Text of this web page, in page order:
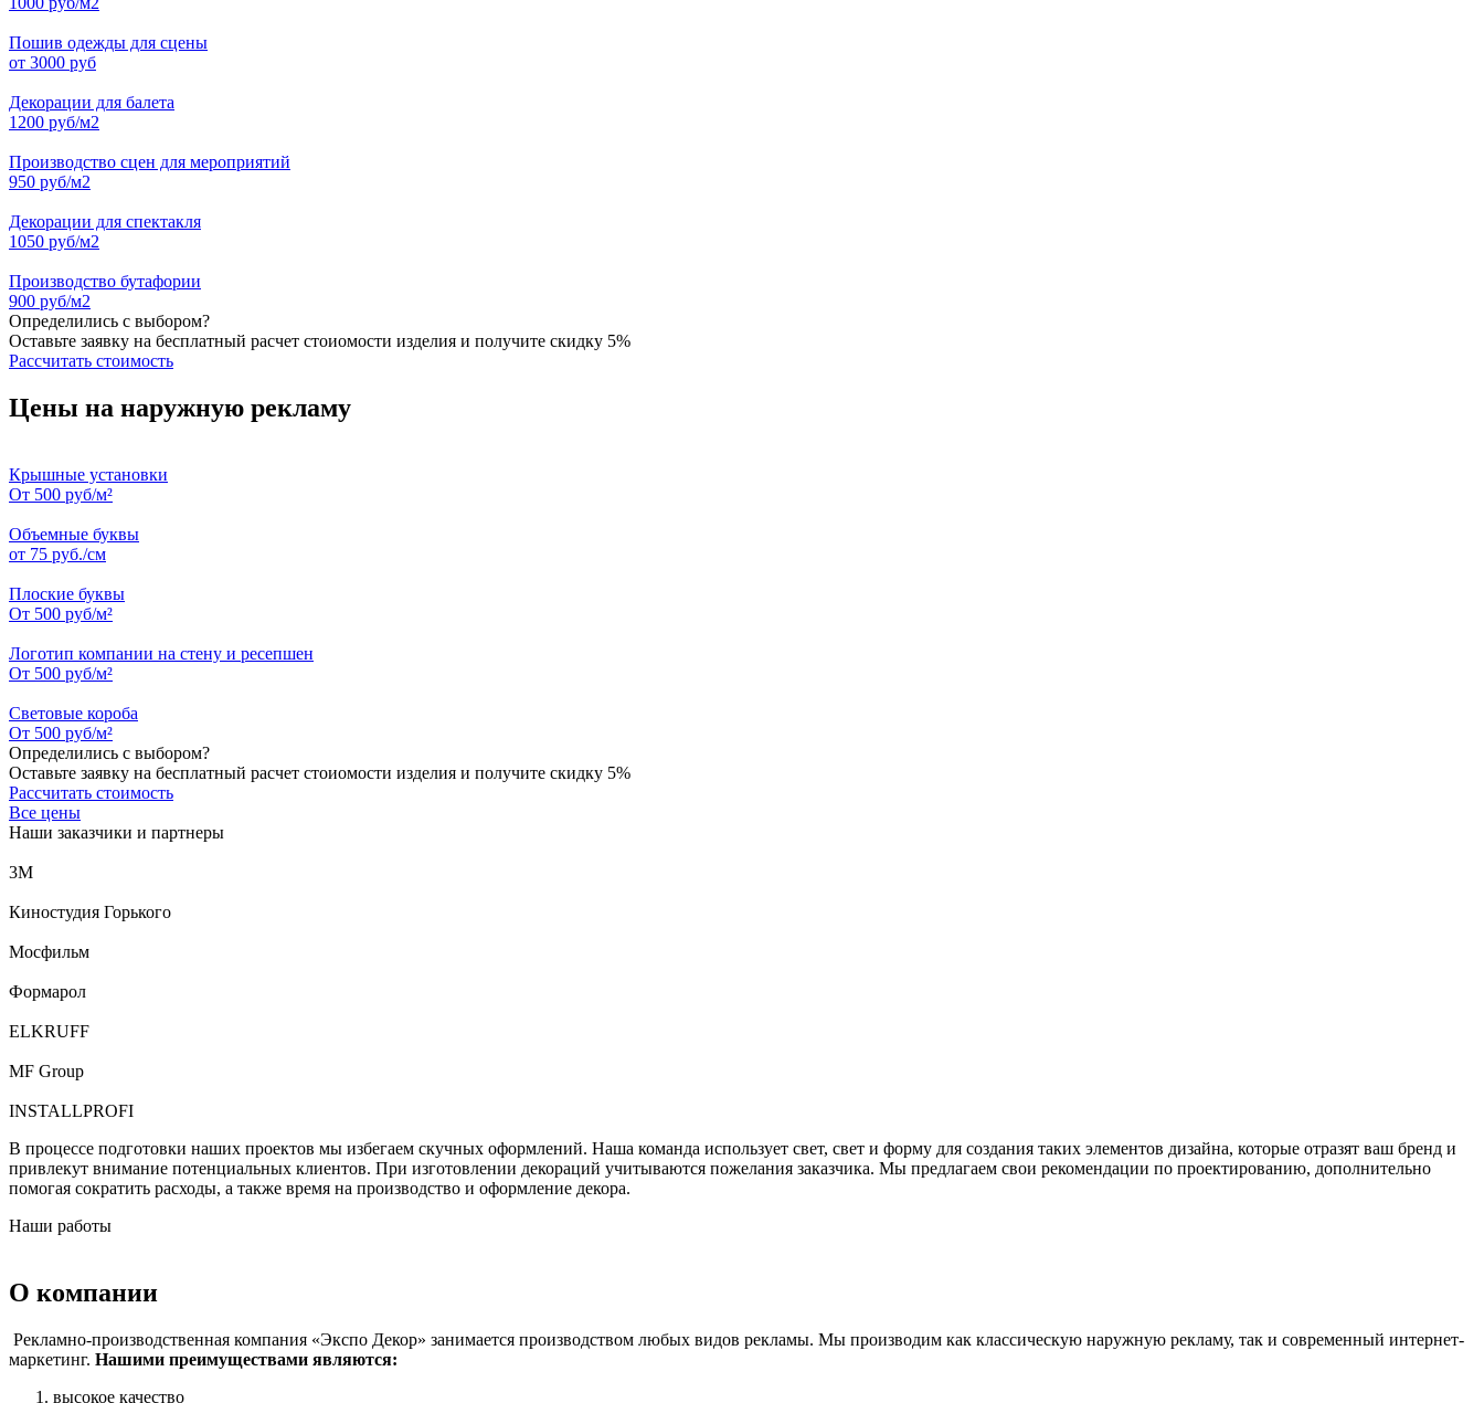
Пошив одежды для сцены
от 3000 руб
Декорации для балета
1200 руб/м2
Производство сцен для мероприятий
950 руб/м2
Декорации для спектакля
1050 руб/м2
Производство бутафории
900 руб/м2
Определились с выбором?
Оставьте заявку на бесплатный расчет стоиомости изделия и получите скидку 5%
Рассчитать стоимость
Цены на наружную рекламу
Крышные установки
От 500 руб/м²
Объемные буквы
от 75 руб./см
Плоские буквы
От 500 руб/м²
Логотип компании на стену и ресепшен
От 500 руб/м²
Световые короба
От 500 руб/м²
Определились с выбором?
Оставьте заявку на бесплатный расчет стоиомости изделия и получите скидку 5%
Рассчитать стоимость
Все цены
Наши заказчики и партнеры
3М
Киностудия Горького
Мосфильм
Формарол
ELKRUFF
MF Group
INSTALLPROFI
В процессе подготовки наших проектов мы избегаем скучных оформлений. Наша команда использует свет, свет и форму для создания таких элементов дизайна, которые отразят ваш бренд и
привлекут внимание потенциальных клиентов. При изготовлении декораций учитываются пожелания заказчика. Мы предлагаем свои рекомендации по проектированию, дополнительно
помогая сократить расходы, а также время на производство и оформление декора.
Наши работы
О компании
Рекламно-производственная компания «Экспо Декор» занимается производством любых видов рекламы. Мы производим как классическую наружную рекламу, так и современный интернет-
маркетинг. Нашими преимуществами являются:
высокое качество